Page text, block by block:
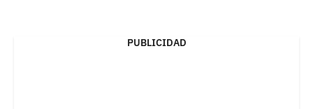
PUBLICIDAD